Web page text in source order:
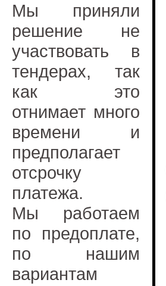
Мы приняли
решение не
участвовать в
тендерах, так
как это
отнимает много
времени и
предполагает
отсрочку
платежа.
Мы работаем
по предоплате,
по нашим
вариантам